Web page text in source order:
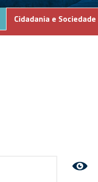
Cidadania e Sociedade